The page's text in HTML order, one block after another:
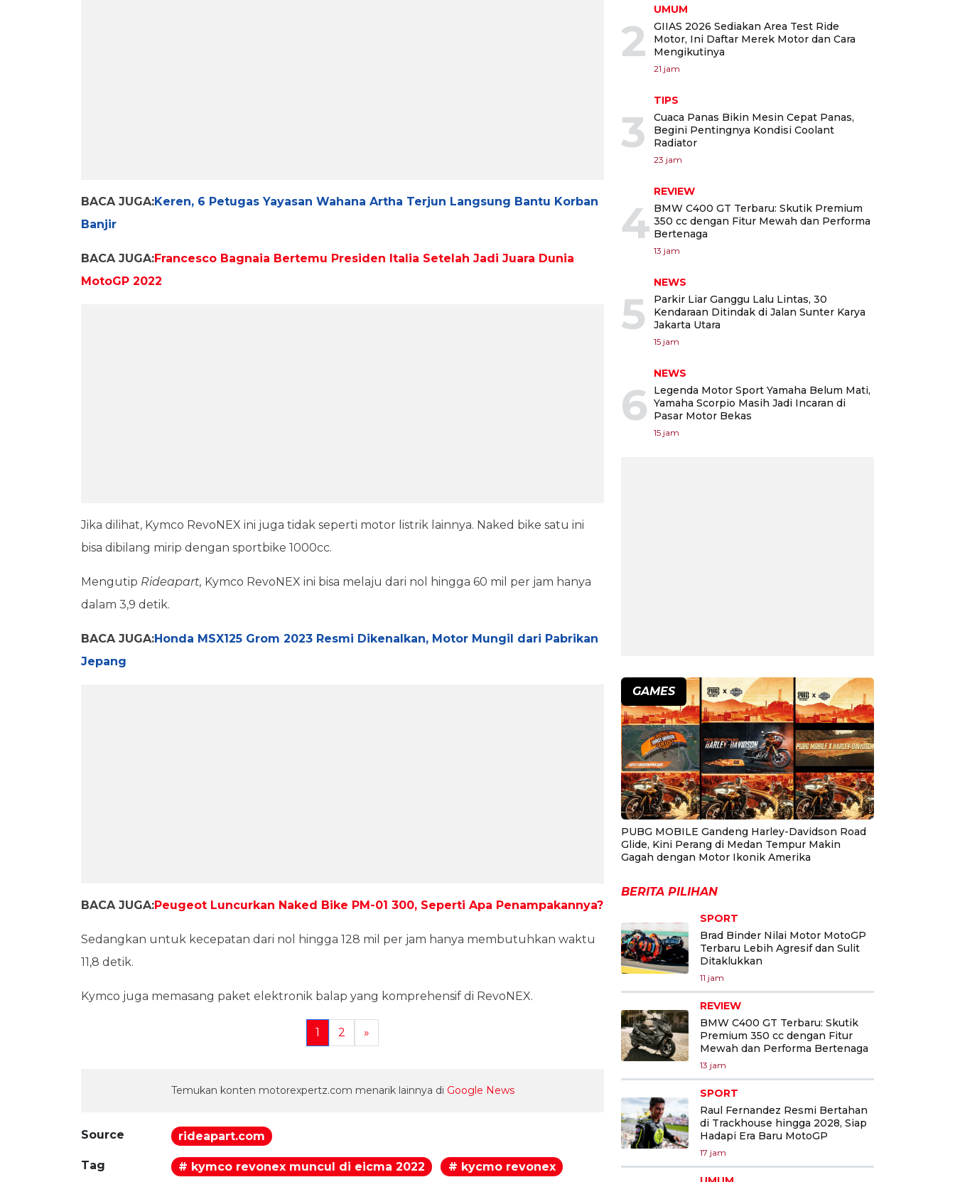
BACA JUGA:Keren, 6 Petugas Yayasan Wahana Artha Terjun Langsung Bantu Korban
Banjir
BACA JUGA:Francesco Bagnaia Bertemu Presiden Italia Setelah Jadi Juara Dunia
MotoGP 2022
Jika dilihat, Kymco RevoNEX ini juga tidak seperti motor listrik lainnya. Naked bike satu ini
bisa dibilang mirip dengan sportbike 1000cc.
Mengutip Rideapart, Kymco RevoNEX ini bisa melaju dari nol hingga 60 mil per jam hanya
dalam 3,9 detik.
BACA JUGA:Honda MSX125 Grom 2023 Resmi Dikenalkan, Motor Mungil dari Pabrikan
Jepang
BACA JUGA:Peugeot Luncurkan Naked Bike PM-01 300, Seperti Apa Penampakannya?
Sedangkan untuk kecepatan dari nol hingga 128 mil per jam hanya membutuhkan waktu
11,8 detik.
Kymco juga memasang paket elektronik balap yang komprehensif di RevoNEX.
1 2 »
Temukan konten motorexpertz.com menarik lainnya di Google News
Source rideapart.com
Tag # kymco revonex muncul di eicma 2022 # kycmo revonex
2
UMUM
GIIAS 2026 Sediakan Area Test Ride
Motor, Ini Daftar Merek Motor dan Cara
Mengikutinya
21 jam
3
TIPS
Cuaca Panas Bikin Mesin Cepat Panas,
Begini Pentingnya Kondisi Coolant
Radiator
23 jam
4
REVIEW
BMW C400 GT Terbaru: Skutik Premium
350 cc dengan Fitur Mewah dan Performa
Bertenaga
13 jam
5
NEWS
Parkir Liar Ganggu Lalu Lintas, 30
Kendaraan Ditindak di Jalan Sunter Karya
Jakarta Utara
15 jam
6
NEWS
Legenda Motor Sport Yamaha Belum Mati,
Yamaha Scorpio Masih Jadi Incaran di
Pasar Motor Bekas
15 jam
GAMES
PUBG MOBILE Gandeng Harley-Davidson Road
Glide, Kini Perang di Medan Tempur Makin
Gagah dengan Motor Ikonik Amerika
BERITA PILIHAN
SPORT
Brad Binder Nilai Motor MotoGP
Terbaru Lebih Agresif dan Sulit
Ditaklukkan
11 jam
REVIEW
BMW C400 GT Terbaru: Skutik
Premium 350 cc dengan Fitur
Mewah dan Performa Bertenaga
13 jam
SPORT
Raul Fernandez Resmi Bertahan
di Trackhouse hingga 2028, Siap
Hadapi Era Baru MotoGP
17 jam